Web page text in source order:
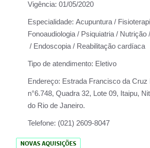
Vigência: 01/05/2020
Especialidade: Acupuntura /
Fonoaudiologia / Psiquiatria / Nutrição
/ Endoscopia / Reabilitação cardíaca
Tipo de atendimento: Eletivo
Endereço: Estrada Francisco da Cruz
n°6.748, Quadra 32, Lote 09, Itaipu,
do Rio de Janeiro.
Telefone: (021) 2609-8047
NOVAS AQUISIÇÕES